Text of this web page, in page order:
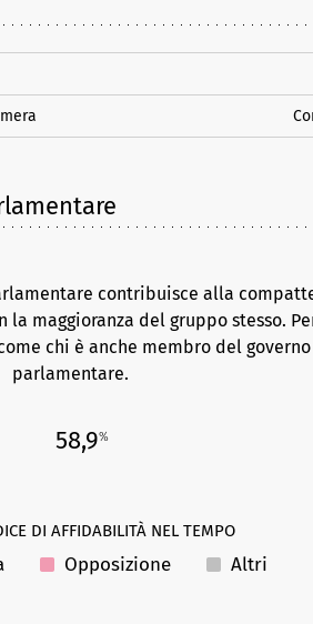
contribuisce alla
maggioranza del gruppo stesso.
chi è anche membro del
parlamentare.
58,9%
DI AFFIDABILITÀ NEL TEMPO
Opposizione Altri